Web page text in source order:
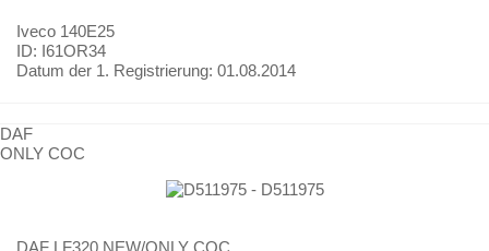
Iveco 140E25
ID: I61OR34
Datum der 1. Registrierung: 01.08.2014
DAF
ONLY COC
DAF LF320 NEW/ONLY COC